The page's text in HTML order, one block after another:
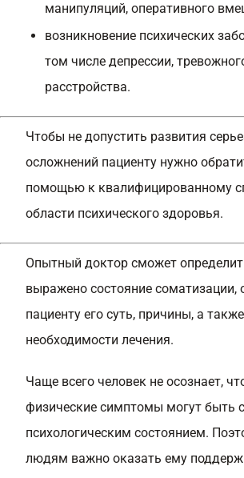
манипуляций, оперативного
возникновение психических
том числе депрессии,
расстройства.
Чтобы не допустить развития
осложнений пациенту нужно
помощью к квалифицированному
области психического здоровья.
Опытный доктор сможет
выражено состояние соматизации,
пациенту его суть, причины, а
необходимости лечения.
Чаще всего человек не осознает,
физические симптомы могут быть
психологическим состоянием.
людям важно оказать ему